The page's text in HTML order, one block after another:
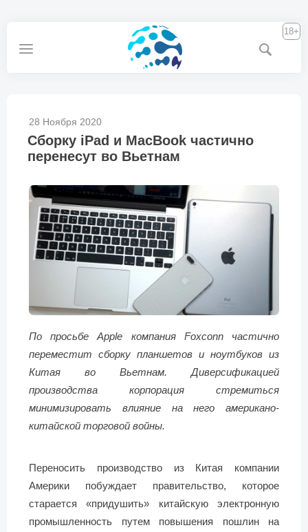
18+
28 Ноября 2020
Сборку iPad и MacBook частично
перенесут во Вьетнам
По просьбе Apple компания Foxconn частично
переместит сборку планшетов и ноутбуков из
Китая во Вьетнам. Диверсификацией
производства корпорация стремиться
минимизировать влияние на него американо-
китайской торговой войны.
Переносить производство из Китая компании
Америки побуждает правительство, которое
старается «придушить» китайскую электронную
промышленность путем повышения пошлин на